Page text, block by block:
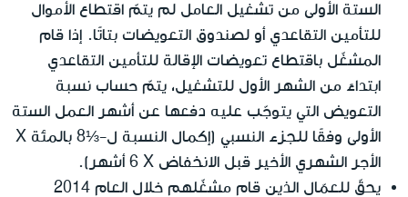
الستة الأولى من تشغيل العامل لم يتمّ اقتطاع الأموال
للتأمين التقاعدي أو لصندوق التعويضات بتاتًا. إذا قام
المشغّل باقتطاع تعويضات الإقالة للتأمين التقاعدي
ابتداءً من الشهر الأول للتشغيل، يتمّ حساب نسبة
التعويض التي يتوجّب عليه دفعها عن أشهر العمل الستة
الأجر الشهري الأخير قبل الانخفاض X‏ 6 أشهر).
يحقّ للعمّال الذين قام مشغّلهم خلال العام 2014